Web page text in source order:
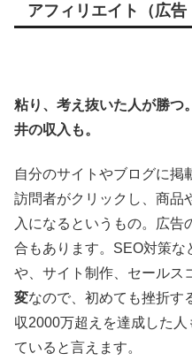
アフィリエイト（広告
粘り、考え抜いた人が勝つ
井の収入も。
自分のサイトやブログに掲
訪問者がクリックし、商品
入になるというもの。広告
合もあります。SEO対策
や、サイト制作、セールス
変なので、初めても挫折す
収2000万超えを達成した
ていると言えます。